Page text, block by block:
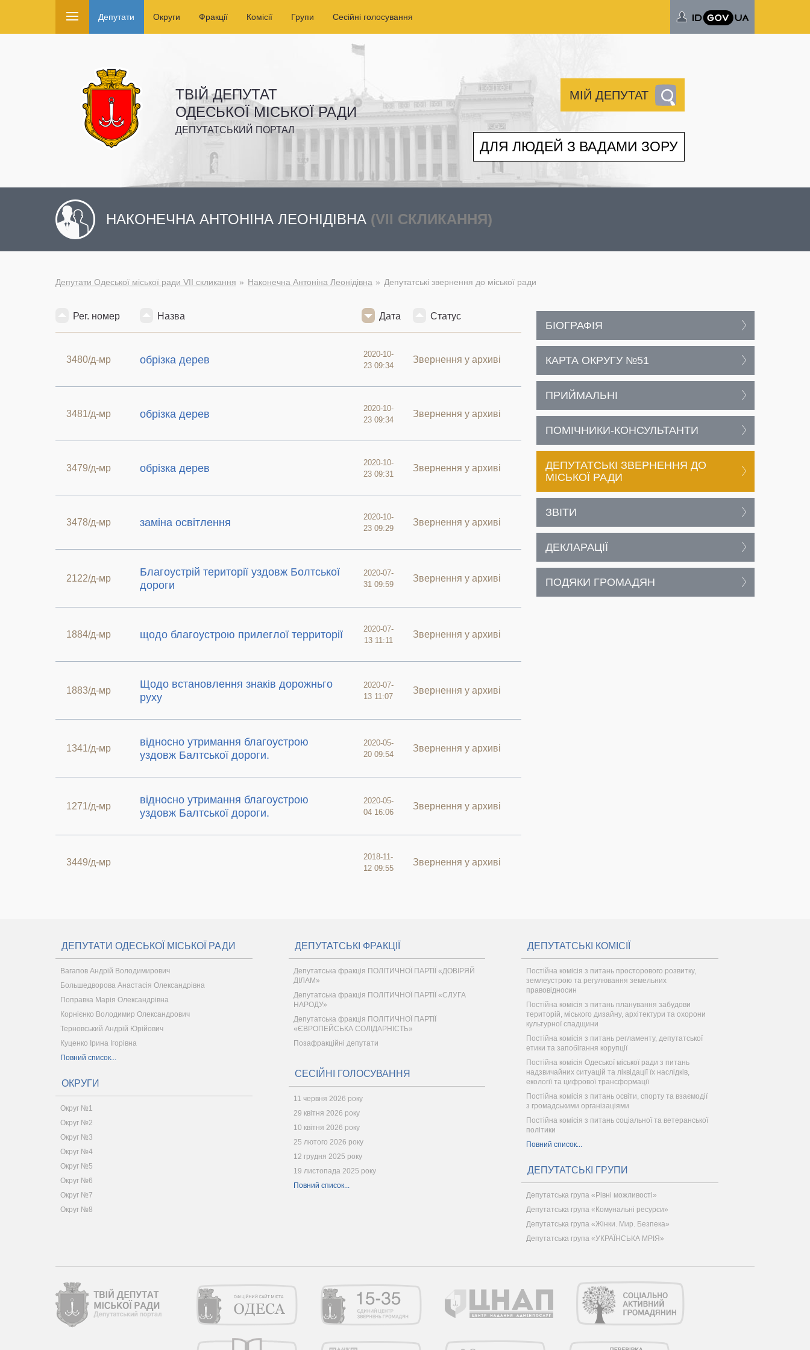
Депутати Округи Фракції Комісії Групи Сесійні голосування
ТВІЙ ДЕПУТАТ
ОДЕСЬКОЇ МІСЬКОЇ РАДИ
ДЕПУТАТСЬКИЙ ПОРТАЛ
МІЙ ДЕПУТАТ
ДЛЯ ЛЮДЕЙ З ВАДАМИ ЗОРУ
НАКОНЕЧНА АНТОНІНА ЛЕОНІДІВНА (VII СКЛИКАННЯ)
Депутати Одеської міської ради VII скликання Наконечна Антоніна Леонідівна Депутатські звернення до міської ради
Рег. номер Назва Дата Статус
3480/д-мр обрізка дерев
2020-10-
23 09:34
Звернення у архиві
3481/д-мр обрізка дерев
2020-10-
23 09:34
Звернення у архиві
3479/д-мр обрізка дерев
2020-10-
23 09:31
Звернення у архиві
3478/д-мр заміна освітлення
2020-10-
23 09:29
Звернення у архиві
2122/д-мр
Благоустрій території уздовж Болтської
дороги
2020-07-
31 09:59
Звернення у архиві
1884/д-мр щодо благоустрою прилеглої территорії
2020-07-
13 11:11
Звернення у архиві
1883/д-мр
Щодо встановлення знаків дорожньго
руху
2020-07-
13 11:07
Звернення у архиві
1341/д-мр
відносно утримання благоустрою
уздовж Балтської дороги.
2020-05-
20 09:54
Звернення у архиві
1271/д-мр
відносно утримання благоустрою
уздовж Балтської дороги.
2020-05-
04 16:06
Звернення у архиві
3449/д-мр
2018-11-
12 09:55
Звернення у архиві
БІОГРАФІЯ
КАРТА ОКРУГУ №51
ПРИЙМАЛЬНІ
ПОМІЧНИКИ-КОНСУЛЬТАНТИ
ДЕПУТАТСЬКІ ЗВЕРНЕННЯ ДО
МІСЬКОЇ РАДИ
ЗВІТИ
ДЕКЛАРАЦІЇ
ПОДЯКИ ГРОМАДЯН
ДЕПУТАТИ ОДЕСЬКОЇ МІСЬКОЇ РАДИ
Вагапов Андрій Володимирович
Большедворова Анастасія Олександрівна
Поправка Марія Олександрівна
Корнієнко Володимир Олександрович
Терновський Андрій Юрійович
Куценко Ірина Ігорівна
Повний список...
ОКРУГИ
Округ №1
Округ №2
Округ №3
Округ №4
Округ №5
Округ №6
Округ №7
Округ №8
ДЕПУТАТСЬКІ ФРАКЦІЇ
Депутатська фракція ПОЛІТИЧНОЇ ПАРТІЇ «ДОВІРЯЙ
ДІЛАМ»
Депутатська фракція ПОЛІТИЧНОЇ ПАРТІЇ «СЛУГА
НАРОДУ»
Депутатська фракція ПОЛІТИЧНОЇ ПАРТІЇ
«ЄВРОПЕЙСЬКА СОЛІДАРНІСТЬ»
Позафракційні депутати
СЕСІЙНІ ГОЛОСУВАННЯ
11 червня 2026 року
29 квітня 2026 року
10 квітня 2026 року
25 лютого 2026 року
12 грудня 2025 року
19 листопада 2025 року
Повний список...
ДЕПУТАТСЬКІ КОМІСІЇ
Постійна комісія з питань просторового розвитку,
землеустрою та регулювання земельних
правовідносин
Постійна комісія з питань планування забудови
територій, міського дизайну, архітектури та охорони
культурної спадщини
Постійна комісія з питань регламенту, депутатської
етики та запобігання корупції
Постійна комісія Одеської міської ради з питань
надзвичайних ситуацій та ліквідації їх наслідків,
екології та цифрової трансформації
Постійна комісія з питань освіти, спорту та взаємодії
з громадськими організаціями
Постійна комісія з питань соціальної та ветеранської
політики
Повний список...
ДЕПУТАТСЬКІ ГРУПИ
Депутатська група «Рівні можливості»
Депутатська група «Комунальні ресурси»
Депутатська група «Жінки. Мир. Безпека»
Депутатська група «УКРАЇНСЬКА МРІЯ»